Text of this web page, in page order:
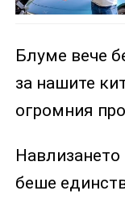
Блуме вече
за нашите
огромния
беше